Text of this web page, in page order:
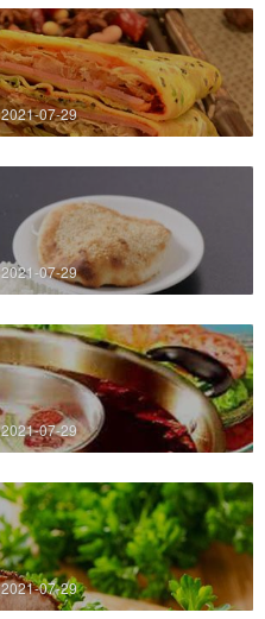
2021-07-29
2021-07-29
2021-07-29
2021-07-29